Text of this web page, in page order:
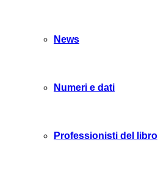
News
Numeri e dati
Professionisti del libro